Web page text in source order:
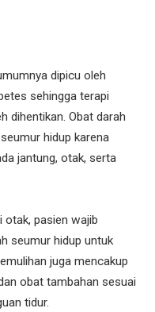
dipicu oleh
sehingga terapi
dihentikan. Obat darah
hidup karena
jantung, otak, serta
otak, pasien wajib
seumur hidup untuk
juga mencakup
obat tambahan sesuai
tidur.